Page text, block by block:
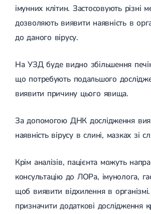
імунних клітин. Застосовують різні
дозволяють виявити наявність в
до даного вірусу.
На УЗД буде видно збільшення
що потребують подальшого
виявити причину цього явища.
За допомогою ДНК дослідження
наявність вірусу в слині, мазках зі
Крім аналізів, пацієнта можуть
консультацію до ЛОРа, імунолога,
щоб виявити відхилення в
призначити додаткові дослідження